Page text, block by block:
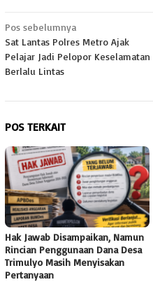
Navigasi
pos
Pos sebelumnya
Sat Lantas Polres Metro Ajak
Pelajar Jadi Pelopor Keselamatan
Berlalu Lintas
POS TERKAIT
Hak Jawab Disampaikan, Namun
Rincian Penggunaan Dana Desa
Trimulyo Masih Menyisakan
Pertanyaan